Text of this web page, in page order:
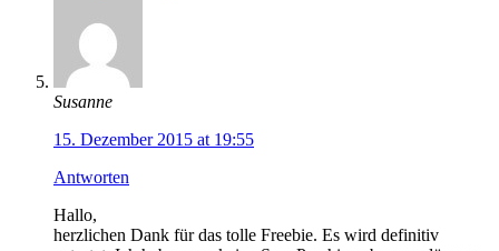
Susanne
15. Dezember 2015 at 19:55
Antworten
Hallo,
herzlichen Dank für das tolle Freebie. Es wird definitiv